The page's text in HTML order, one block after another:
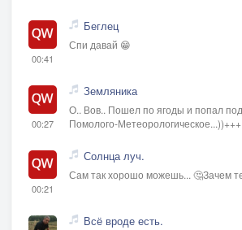
00:41
Беглец
Спи давай 😁
00:27
Земляника
О.. Вов.. Пошел по ягоды и попал
Помолого-Метеорологическое...))+++
00:21
Солнца луч.
Сам так хорошо можешь... 🤔Зачем
Всё вроде есть.